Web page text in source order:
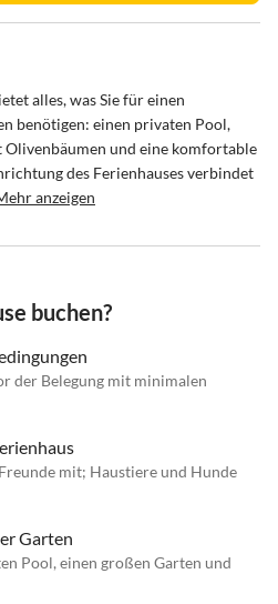
alles, was Sie für einen
benötigen: einen privaten Pool,
und eine komfortable
des Ferienhauses verbindet
anzeigen
buchen?
der Belegung mit minimalen
mit; Haustiere und Hunde
Garten
Pool, einen großen Garten und